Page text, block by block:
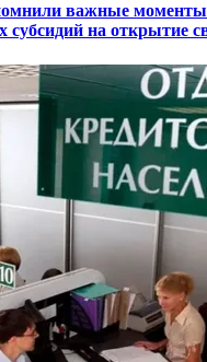
важные моменты
субсидий на открытие